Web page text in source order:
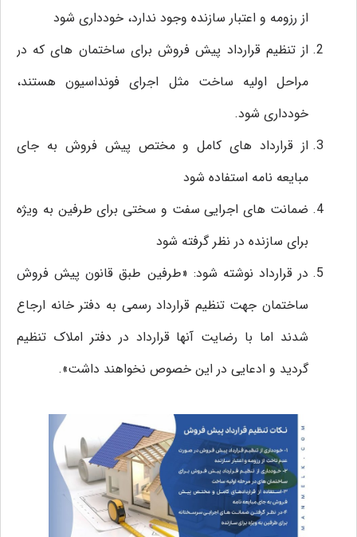
از رزومه و اعتبار سازنده وجود ندارد، خودداری شود
از تنظیم قرارداد پیش فروش برای ساختمان های که در
مراحل اولیه ساخت مثل اجرای فونداسیون هستند،
خودداری شود.
از قرارداد های کامل و مختص پیش فروش به جای
مبایعه نامه استفاده شود
ضمانت های اجرایی سفت و سختی برای طرفین به ویژه
برای سازنده در نظر گرفته شود
در قرارداد نوشته شود: «طرفین طبق قانون پیش فروش
ساختمان جهت تنظیم قرارداد رسمی به دفتر خانه ارجاع
شدند اما با رضایت آنها قرارداد در دفتر املاک تنظیم
گردید و ادعایی در این خصوص نخواهند داشت».